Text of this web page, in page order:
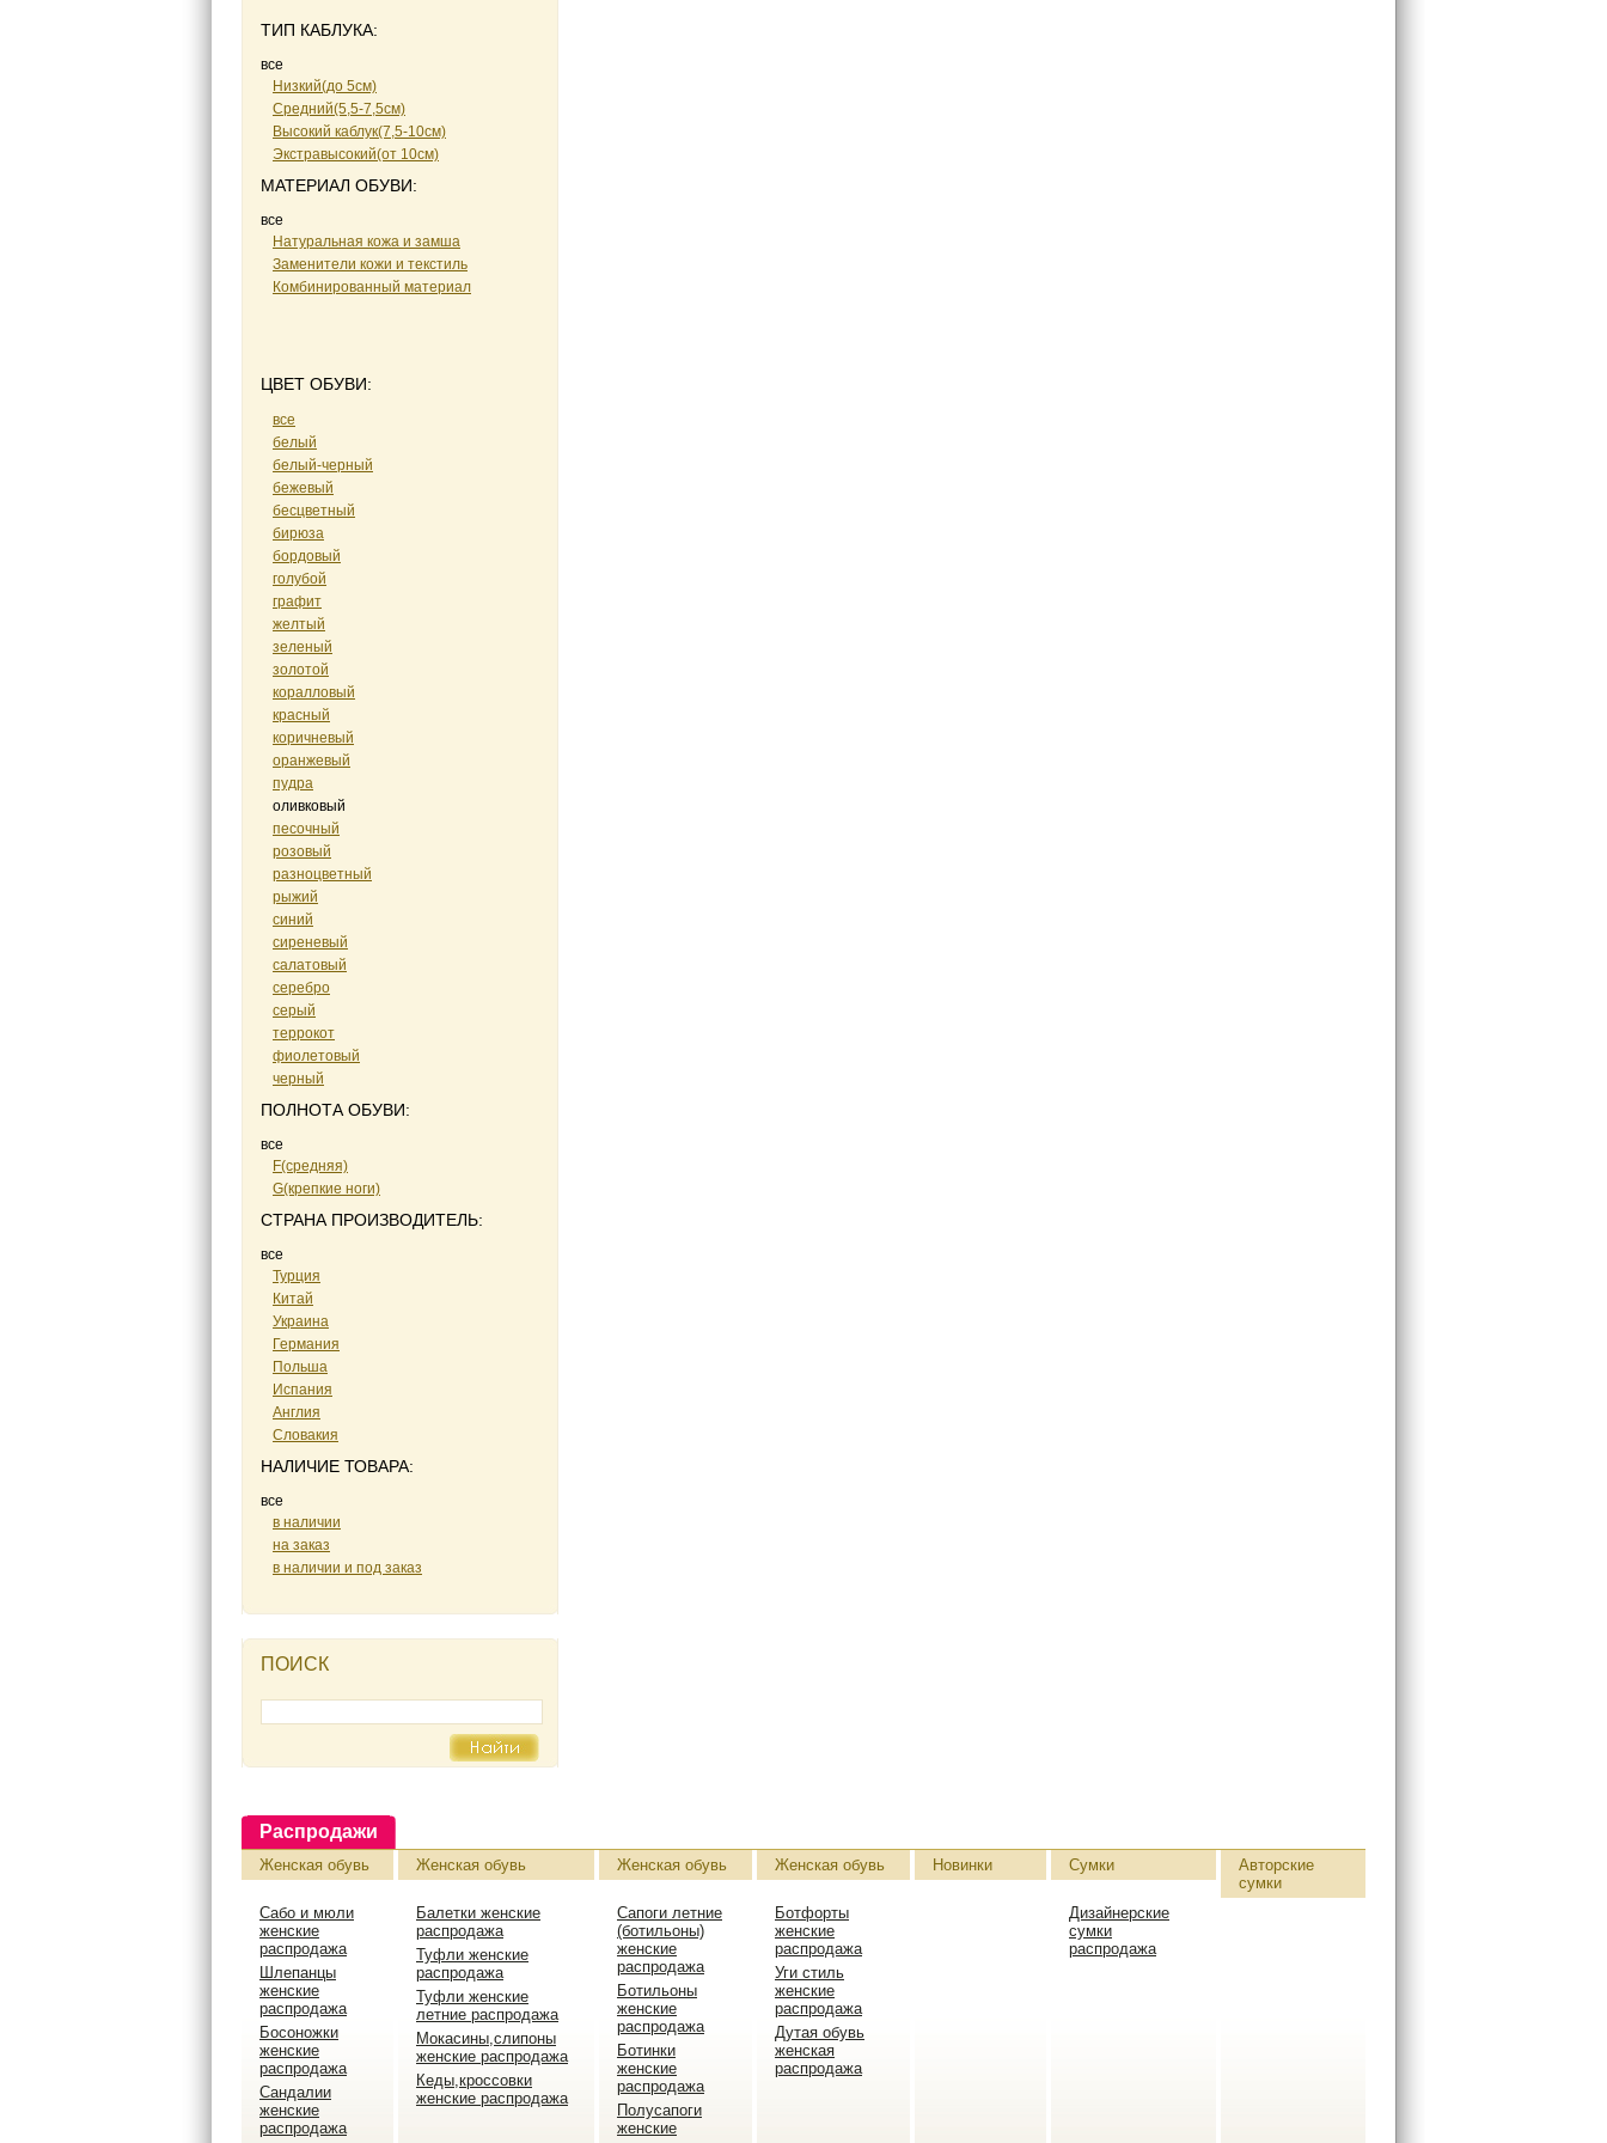
ТИП КАБЛУКА:
все
Низкий(до 5см)
Средний(5,5-7,5см)
Высокий каблук(7,5-10см)
Экстравысокий(от 10см)
МАТЕРИАЛ ОБУВИ:
все
Натуральная кожа и замша
Заменители кожи и текстиль
Комбинированный материал
ЦВЕТ ОБУВИ:
все
белый
белый-черный
бежевый
бесцветный
бирюза
бордовый
голубой
графит
желтый
зеленый
золотой
коралловый
красный
коричневый
оранжевый
пудра
оливковый
песочный
розовый
разноцветный
рыжий
синий
сиреневый
салатовый
серебро
серый
террокот
фиолетовый
черный
ПОЛНОТА ОБУВИ:
все
F(средняя)
G(крепкие ноги)
СТРАНА ПРОИЗВОДИТЕЛЬ:
все
Турция
Китай
Украина
Германия
Польша
Испания
Англия
Словакия
НАЛИЧИЕ ТОВАРА:
все
в наличии
на заказ
в наличии и под заказ
ПОИСК
Распродажи
Женская обувь
Сабо и мюли
женские
распродажа
Шлепанцы
женские
распродажа
Босоножки
женские
распродажа
Сандалии
женские
распродажа
Женская обувь
Балетки женские
распродажа
Туфли женские
распродажа
Туфли женские
летние распродажа
Мокасины,слипоны
женские распродажа
Кеды,кроссовки
женские распродажа
Женская обувь
Сапоги летние
(ботильоны)
женские
распродажа
Ботильоны
женские
распродажа
Ботинки
женские
распродажа
Полусапоги
женские
Женская обувь
Ботфорты
женские
распродажа
Уги стиль
женские
распродажа
Дутая обувь
женская
распродажа
Новинки Сумки
Дизайнерские
сумки
распродажа
Авторские
сумки